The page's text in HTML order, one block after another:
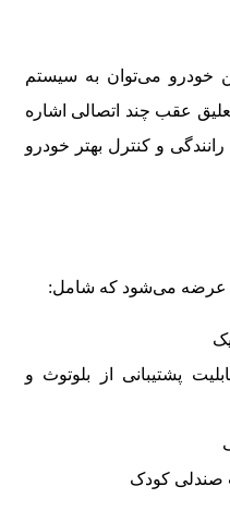
خودرو می‌توان به سیستم
عقب چند اتصالی اشاره
و کنترل بهتر خودرو
پشتیبانی از بلوتوث و